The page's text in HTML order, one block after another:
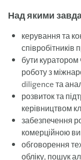
Над якими
керування та
бути
роботу з
diligence та
розвиток та
керівництвом
забезпечення
комерційною
обговорення
обліку, пошук